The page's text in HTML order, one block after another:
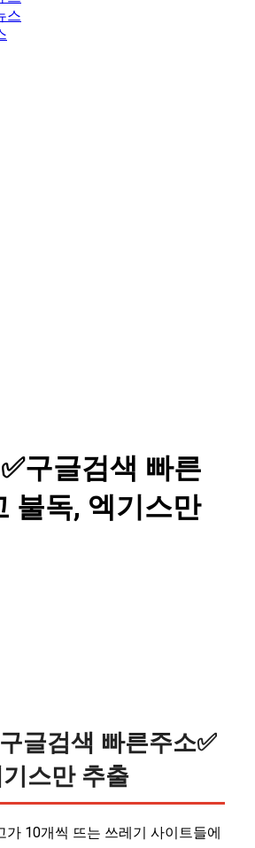
스
구글검색 빠른
불독, 엑기스만
글검색 빠른주소✅
스만 추출
가 10개씩 뜨는 쓰레기 사이트들에